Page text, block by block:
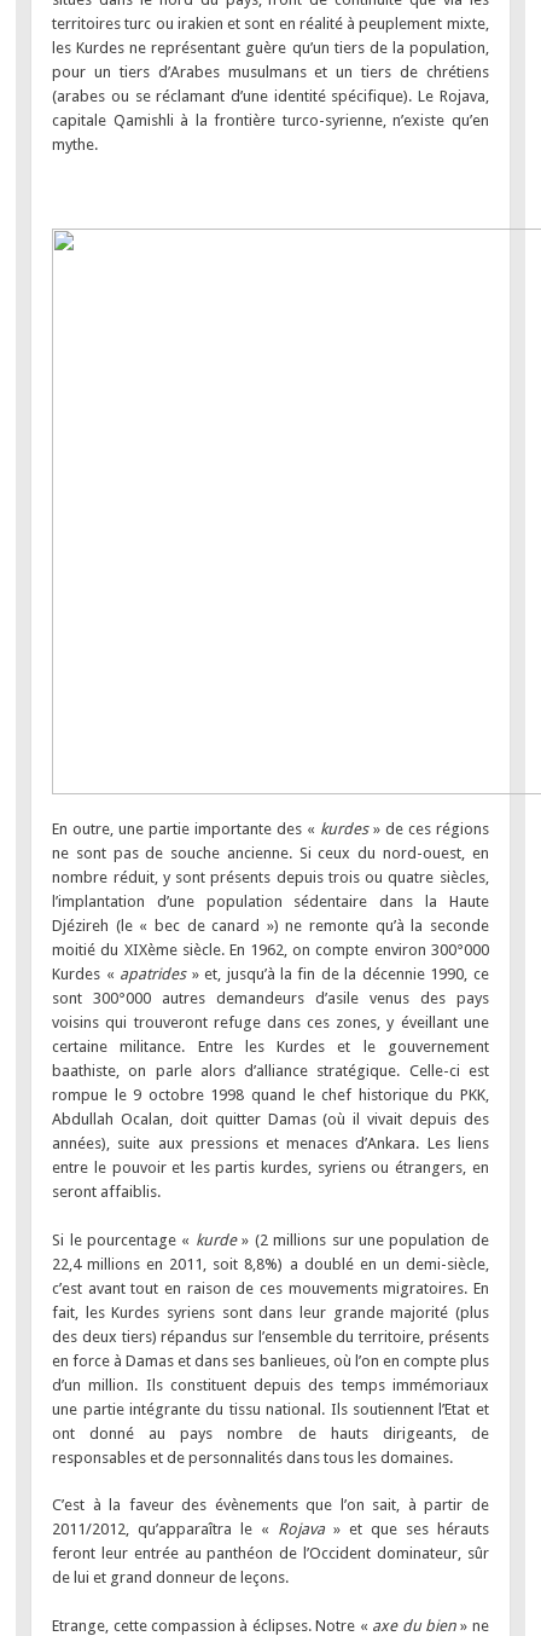
territoires turc ou irakien et sont en réalité à peuplement mixte,
les Kurdes ne représentant guère qu’un tiers de la population,
pour un tiers d’Arabes musulmans et un tiers de chrétiens
(arabes ou se réclamant d’une identité spécifique). Le Rojava,
capitale Qamishli à la frontière turco-syrienne, n’existe qu’en
mythe.
En outre, une partie importante des « kurdes» de ces régions
ne sont pas de souche ancienne. Si ceux du nord-ouest, en
nombre réduit, y sont présents depuis trois ou quatre siècles,
l’implantation d’une population sédentaire dans la Haute
Djézireh (le « bec de canard ») ne remonte qu’à la seconde
moitié du XIXème siècle. En 1962, on compte environ 300°000
Kurdes « apatrides» et, jusqu’à la fin de la décennie 1990, ce
sont 300°000 autres demandeurs d’asile venus des pays
voisins qui trouveront refuge dans ces zones, y éveillant une
certaine militance. Entre les Kurdes et le gouvernement
baathiste, on parle alors d’alliance stratégique. Celle-ci est
rompue le 9 octobre 1998 quand le chef historique du PKK,
Abdullah Ocalan, doit quitter Damas (où il vivait depuis des
années), suite aux pressions et menaces d’Ankara. Les liens
entre le pouvoir et les partis kurdes, syriens ou étrangers, en
seront affaiblis.
Si le pourcentage « kurde» (2 millions sur une population de
22,4 millions en 2011, soit 8,8%) a doublé en un demi-siècle,
c’est avant tout en raison de ces mouvements migratoires. En
fait, les Kurdes syriens sont dans leur grande majorité (plus
des deux tiers) répandus sur l’ensemble du territoire, présents
en force à Damas et dans ses banlieues, où l’on en compte plus
d’un million. Ils constituent depuis des temps immémoriaux
une partie intégrante du tissu national. Ils soutiennent l’Etat et
ont donné au pays nombre de hauts dirigeants, de
responsables et de personnalités dans tous les domaines.
C’est à la faveur des évènements que l’on sait, à partir de
2011/2012, qu’apparaîtra le « Rojava » et que ses hérauts
feront leur entrée au panthéon de l’Occident dominateur, sûr
de lui et grand donneur de leçons.
Etrange, cette compassion à éclipses. Notre « axe du bien» ne